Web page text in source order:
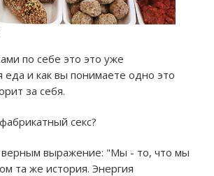
по себе это это уже
еда и как вы понимаете одно это
за себя.
секс?
верным выражение: "Мы - то, что мы
та же история. Энергия